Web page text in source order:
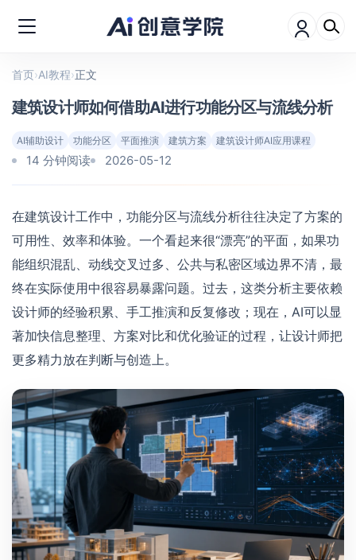
首页›AI教程›正文
建筑设计师如何借助AI进行功能分区与流线分析
AI辅助设计 功能分区 平面推演 建筑方案 建筑设计师AI应用课程
14 分钟阅读 2026-05-12
在建筑设计工作中，功能分区与流线分析往往决定了方案的
可用性、效率和体验。一个看起来很“漂亮”的平面，如果功
能组织混乱、动线交叉过多、公共与私密区域边界不清，最
终在实际使用中很容易暴露问题。过去，这类分析主要依赖
设计师的经验积累、手工推演和反复修改；现在，AI可以显
著加快信息整理、方案对比和优化验证的过程，让设计师把
更多精力放在判断与创造上。